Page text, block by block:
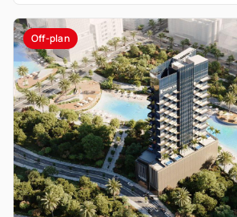
Off-plan